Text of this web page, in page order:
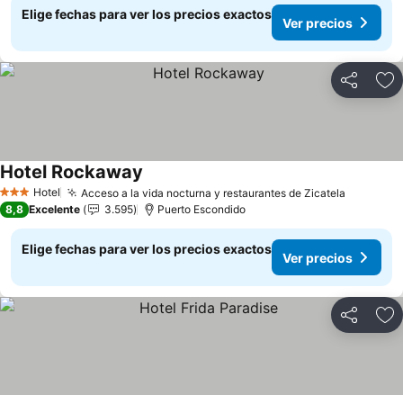
Elige fechas para ver los precios exactos
Ver precios
Compartir
3 Estrellas
Hotel Acceso a la vida nocturna y restaurantes de Zicatela
Hotel Rockaway
8,8 Excelente 3.595 Puerto Escondido
Elige fechas para ver los precios exactos
Ver precios
Compartir